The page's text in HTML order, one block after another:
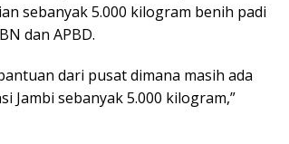
sebanyak 5.000 kilogram benih padi
dan APBD.
dari pusat dimana masih ada
Jambi sebanyak 5.000 kilogram,”